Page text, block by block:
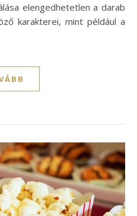
elengedhetetlen a darab
karakterei, mint például a